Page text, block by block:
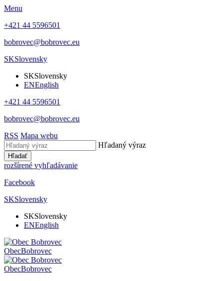
Menu
+421 44 5596501
bobrovec@bobrovec.eu
SKSlovensky
SKSlovensky
ENEnglish
+421 44 5596501
bobrovec@bobrovec.eu
RSS Mapa webu
Hľadaný výraz
Hľadať
rozšírené vyhľadávanie
Facebook
SKSlovensky
SKSlovensky
ENEnglish
ObecBobrovec
ObecBobrovec